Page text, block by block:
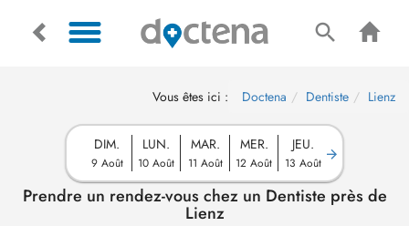
Vous êtes ici : Doctena Dentiste Lienz
DIM.
9 Août
LUN.
10 Août
MAR.
11 Août
MER.
12 Août
JEU.
13 Août
Prendre un rendez-vous chez un Dentiste près de
Lienz